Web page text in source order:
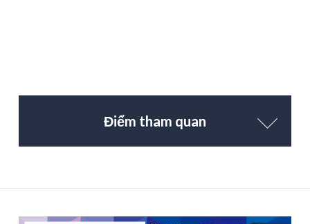
Điểm tham quan